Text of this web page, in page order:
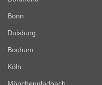
Bonn
Duisburg
Bochum
Köln